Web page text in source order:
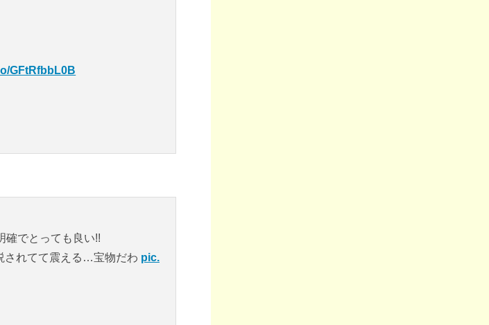
GFtRfbbL0B
確でとっても良い!!
されてて震える…宝物だわ pic.